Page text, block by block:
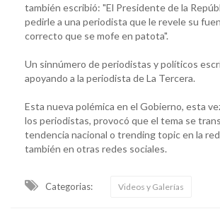
también escribió: "El Presidente de la
pedirle a una periodista que le revele su
correcto que se mofe en patota".
Un sinnúmero de periodistas y políticos
apoyando a la periodista de La Tercera.
Esta nueva polémica en el Gobierno, esta
los periodistas, provocó que el tema se
tendencia nacional o trending topic en la
también en otras redes sociales.
Categorias: Videos y Galerías